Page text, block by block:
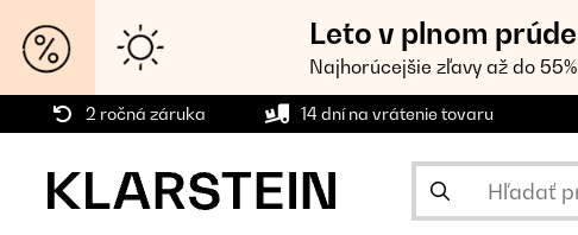
Leto v plnom prúde
Najhorúcejšie zľavy až do 55%
2 ročná záruka 14 dní na vrátenie tovaru